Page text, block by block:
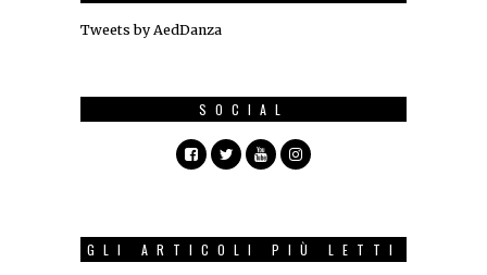
Tweets by AedDanza
SOCIAL
GLI ARTICOLI PIÙ LETTI